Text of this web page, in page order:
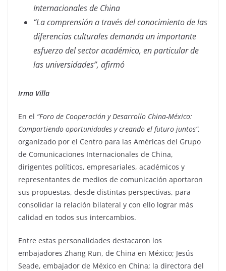
Internacionales de China
“La comprensión a través del conocimiento de las
diferencias culturales demanda un importante
esfuerzo del sector académico, en particular de
las universidades”, afirmó
Irma Villa
En el “Foro de Cooperación y Desarrollo China-México:
Compartiendo oportunidades y creando el futuro juntos”,
organizado por el Centro para las Américas del Grupo
de Comunicaciones Internacionales de China,
dirigentes políticos, empresariales, académicos y
representantes de medios de comunicación aportaron
sus propuestas, desde distintas perspectivas, para
consolidar la relación bilateral y con ello lograr más
calidad en todos sus intercambios.
Entre estas personalidades destacaron los
embajadores Zhang Run, de China en México; Jesús
Seade, embajador de México en China; la directora del